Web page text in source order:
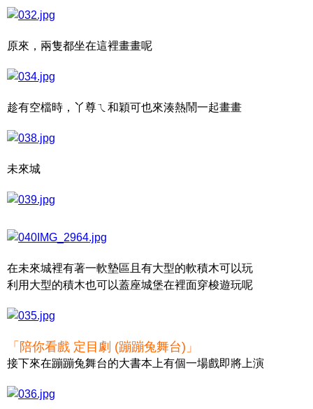
原來，兩隻都坐在這裡畫畫呢
趁有空檔時，丫尊ㄟ和穎可也來湊熱鬧一起畫畫
未來城
在未來城裡有著一軟墊區且有大型的軟積木可以玩
利用大型的積木也可以蓋座城堡在裡面穿梭遊玩呢
「陪你看戲 定目劇 (蹦蹦兔舞台)」
接下來在蹦蹦兔舞台的大書本上有個一場戲即將上演